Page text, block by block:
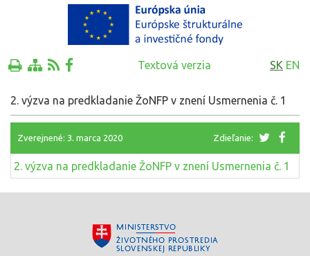
Textová verzia SK EN
2. výzva na predkladanie ŽoNFP v znení Usmernenia č. 1
Zverejnené: 3. marca 2020 Zdieľanie:
2. výzva na predkladanie ŽoNFP v znení Usmernenia č. 1